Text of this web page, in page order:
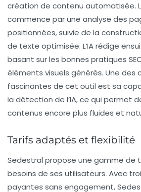
création de contenu automatisée.
commence par une analyse des
positionnées, suivie de la
de texte optimisée. L’IA rédige
basant sur les bonnes pratiques
éléments visuels générés. Une des
fascinantes de cet outil est sa
la détection de l’IA, ce qui permet
contenus encore plus fluides et
Tarifs adaptés et flexibilité
Sedestral propose une gamme de
besoins de ses utilisateurs. Avec
payantes sans engagement,